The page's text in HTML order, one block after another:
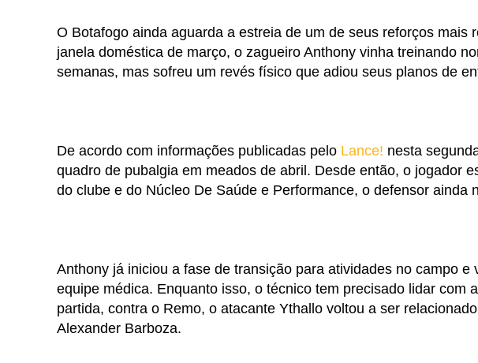
O Botafogo ainda aguarda a estreia de um de seus reforços mais
janela doméstica de março, o zagueiro Anthony vinha treinando
semanas, mas sofreu um revés físico que adiou seus planos de
De acordo com informações publicadas pelo Lance! nesta
quadro de pubalgia em meados de abril. Desde então, o jogador
do clube e do Núcleo De Saúde e Performance, o defensor ainda
Anthony já iniciou a fase de transição para atividades no campo
equipe médica. Enquanto isso, o técnico tem precisado lidar com
partida, contra o Remo, o atacante Ythallo voltou a ser
Alexander Barboza.